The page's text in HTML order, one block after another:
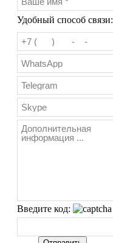
Удобный способ связи:
Введите код: